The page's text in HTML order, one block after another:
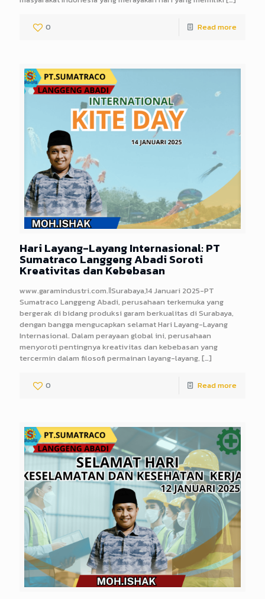
0 Read more
Hari Layang-Layang Internasional: PT
Sumatraco Langgeng Abadi Soroti
Kreativitas dan Kebebasan
www.garamindustri.com.ǁSurabaya,14 Januari 2025-PT
Sumatraco Langgeng Abadi, perusahaan terkemuka yang
bergerak di bidang produksi garam berkualitas di Surabaya,
dengan bangga mengucapkan selamat Hari Layang-Layang
Internasional. Dalam perayaan global ini, perusahaan
menyoroti pentingnya kreativitas dan kebebasan yang
tercermin dalam filosofi permainan layang-layang, […]
0 Read more